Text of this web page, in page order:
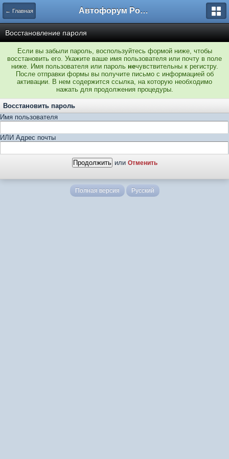
← Главная Автофорум Ростова-на-Дону
Восстановление пароля
Если вы забыли пароль, воспользуйтесь формой ниже, чтобы
восстановить его. Укажите ваше имя пользователя или почту в поле
ниже. Имя пользователя или пароль нечувствительны к регистру.
После отправки формы вы получите письмо с информацией об
активации. В нем содержится ссылка, на которую необходимо
нажать для продолжения процедуры.
Восстановить пароль
Имя пользователя
ИЛИ Адрес почты
или Отменить
Полная версия Русский